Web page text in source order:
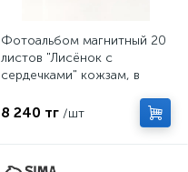
Фотоальбом магнитный 20
листов "Лисёнок с
сердечками" кожзам, в
8 240 тг /шт